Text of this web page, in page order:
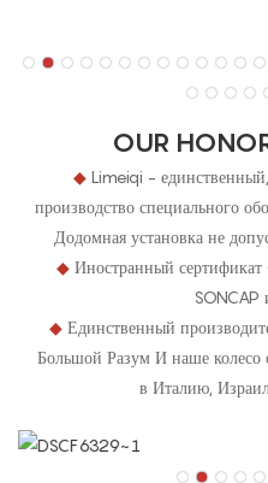
OUR
◆ Limeiqi -
производство специального
Додомная установка не
◆ Иностранный
SONCAP
◆ Единственный
Большой Разум И наше колесо
в Италию,